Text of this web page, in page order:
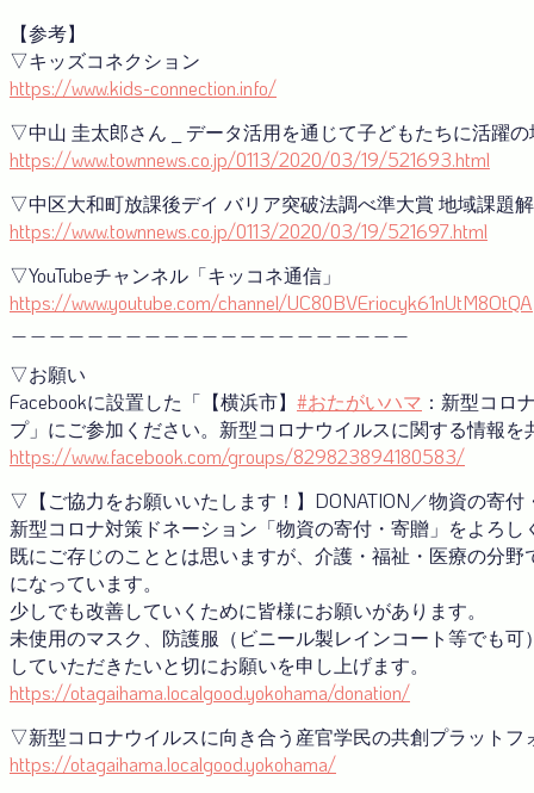
【参考】
▽キッズコネクション
https://www.kids-connection.info/
▽中山 圭太郎さん _ データ活用を通じて子どもたちに活躍
https://www.townnews.co.jp/0113/2020/03/19/521693.html
▽中区大和町放課後デイ バリア突破法調べ準大賞 地域課題
https://www.townnews.co.jp/0113/2020/03/19/521697.html
▽YouTubeチャンネル「キッコネ通信」
https://www.youtube.com/channel/UC80BVEriocyk61nUtM8OtQA
▽お願い
Facebookに設置した「【横浜市】 #おたがいハマ ：新型コロ
プ」にご参加ください。新型コロナウイルスに関する情報
https://www.facebook.com/groups/829823894180583/
▽【ご協力をお願いいたします！】DONATION／物資の寄付
新型コロナ対策ドネーション「物資の寄付・寄贈」をよろし
既にご存じのこととは思いますが、介護・福祉・医療の分
になっています。
少しでも改善していくために皆様にお願いがあります。
未使用のマスク、防護服（ビニール製レインコート等でも
していただきたいと切にお願いを申し上げます。
https://otagaihama.localgood.yokohama/donation/
▽新型コロナウイルスに向き合う産官学⺠の共創プラットフ
https://otagaihama.localgood.yokohama/